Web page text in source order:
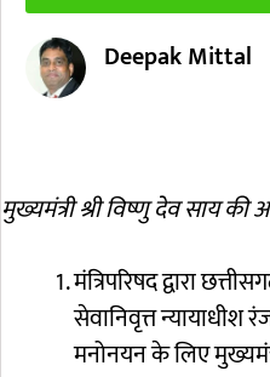
Deepak Mittal
मुख्यमंत्री श्री विष्णु देव साय
मंत्रिपरिषद द्वारा
सेवानिवृत्त न्यायाधीश
मनोनयन के लिए